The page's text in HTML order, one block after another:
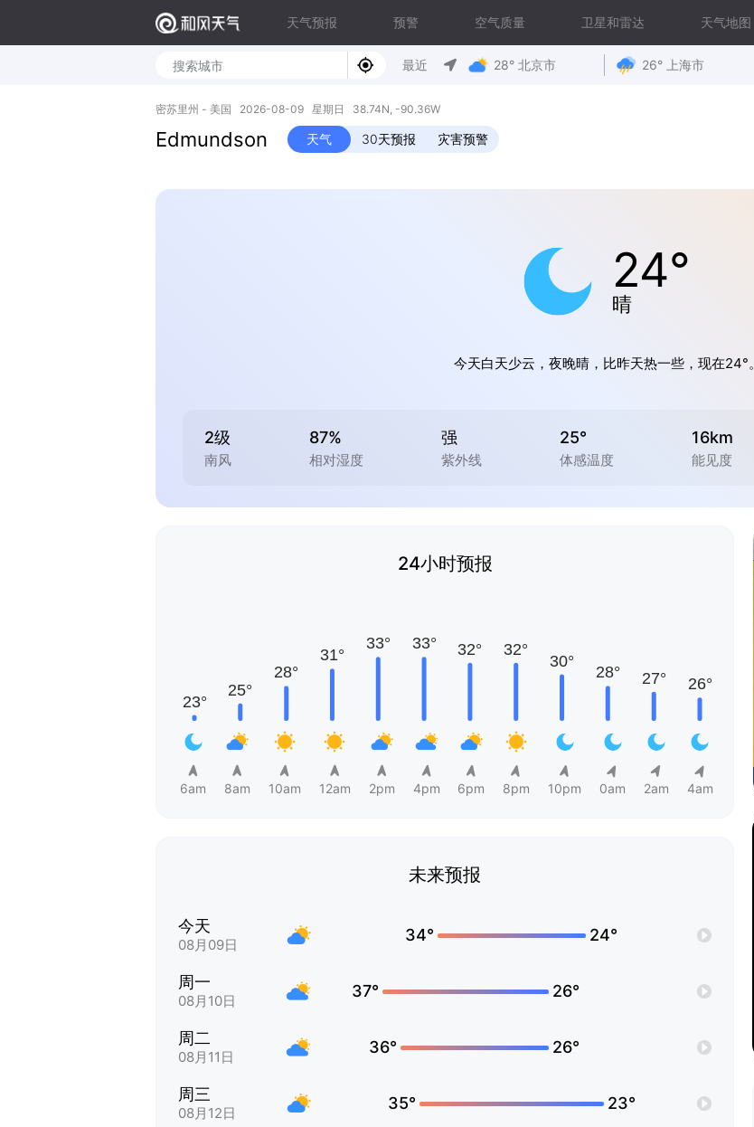
天气预报 预警 空气质量 卫星和雷达 天气地图
最近 28° 北京市 26° 上海市
密苏里州 - 美国 2026-08-09 星期日 38.74N, -90.36W
Edmundson 天气 30天预报 灾害预警
24°
晴
今天白天少云，夜晚晴，比昨天热一些，现在24°。
2级
南风
87%
相对湿度
强
紫外线
25°
体感温度
16km
能见度
24小时预报
6am 8am 10am 12am 2pm 4pm 6pm 8pm 10pm 0am 2am 4am
未来预报
今天
08月09日
34° 24°
周一
08月10日
37° 26°
周二
08月11日
36° 26°
周三
08月12日
35° 23°